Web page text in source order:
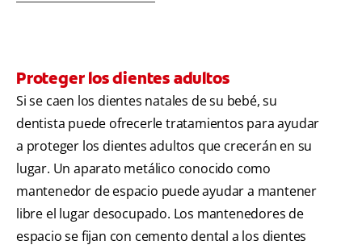
Proteger los dientes adultos
Si se caen los dientes natales de su bebé, su
dentista puede ofrecerle tratamientos para ayudar
a proteger los dientes adultos que crecerán en su
lugar. Un aparato metálico conocido como
mantenedor de espacio puede ayudar a mantener
libre el lugar desocupado. Los mantenedores de
espacio se fijan con cemento dental a los dientes